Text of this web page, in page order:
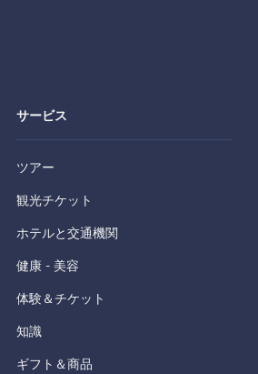
サービス
ツアー
観光チケット
ホテルと交通機関
健康 - 美容
体験＆チケット
知識
ギフト＆商品